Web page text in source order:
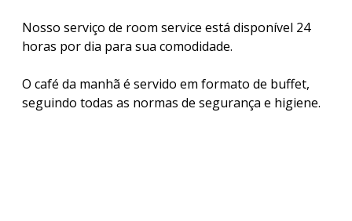
Nosso serviço de room service está disponível 24
horas por dia para sua comodidade.
O café da manhã é servido em formato de buffet,
seguindo todas as normas de segurança e higiene.